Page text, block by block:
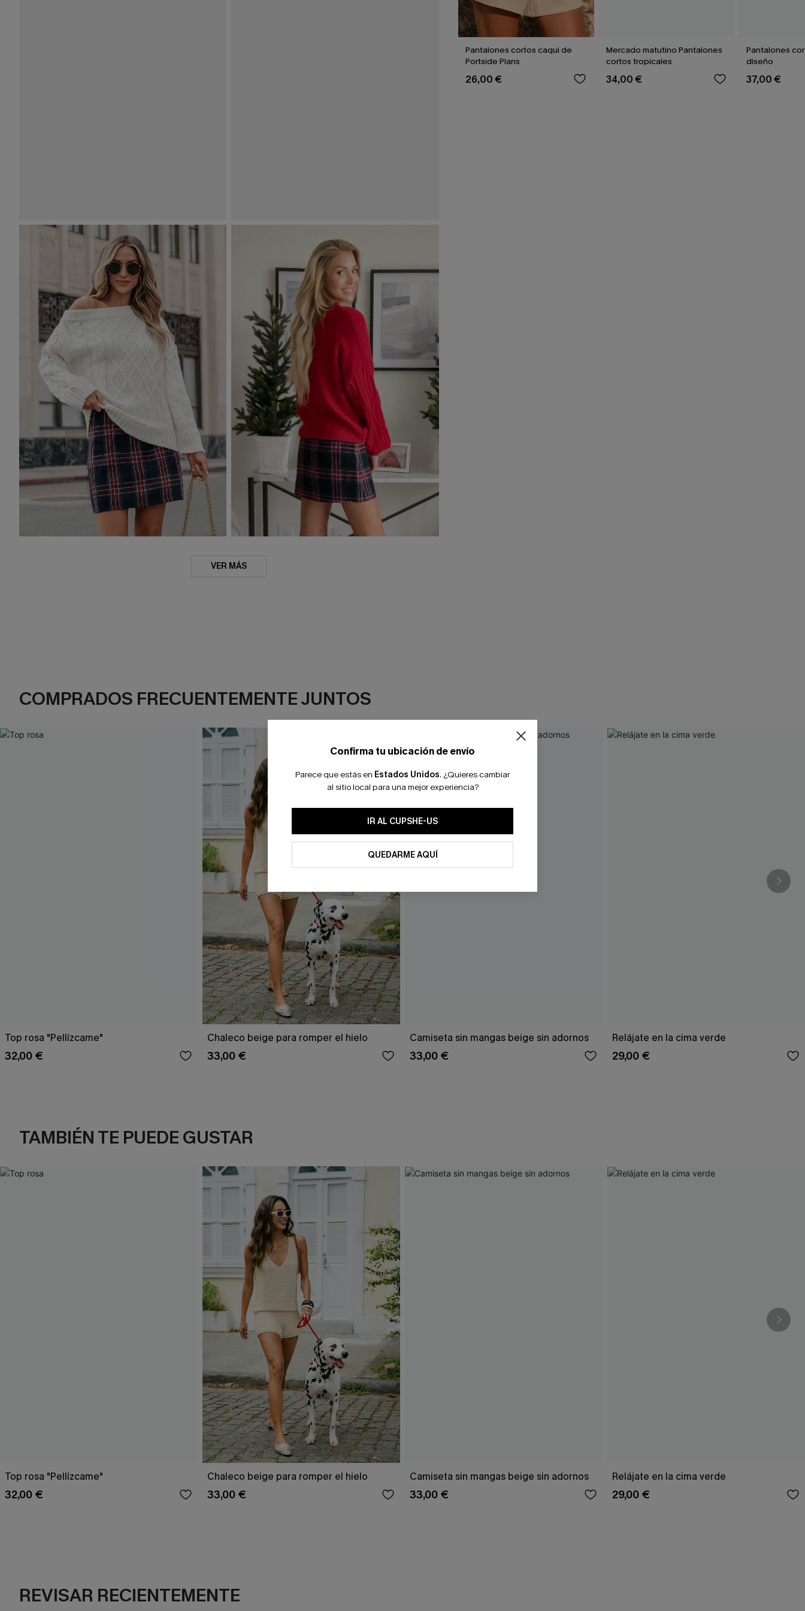
VER MÁS
Pantalones cortos caqui de
Portside Plans
26,00 €
Mercado matutino Pantalones
cortos tropicales
34,00 €
Pantalones
diseño
37,00 €
COMPRADOS FRECUENTEMENTE JUNTOS
Top rosa "Pellízcame"
32,00 €
Chaleco beige para romper el hielo
33,00 €
Camiseta sin mangas beige sin adornos
33,00 €
Relájate en la cima verde
29,00 €
TAMBIÉN TE PUEDE GUSTAR
Top rosa "Pellízcame"
32,00 €
Chaleco beige para romper el hielo
33,00 €
Camiseta sin mangas beige sin adornos
33,00 €
Relájate en la cima verde
29,00 €
REVISAR RECIENTEMENTE
Confirma tu ubicación de envío
Parece que estás en Estados Unidos. ¿Quieres cambiar
al sitio local para una mejor experiencia?
IR AL CUPSHE-US
QUEDARME AQUÍ